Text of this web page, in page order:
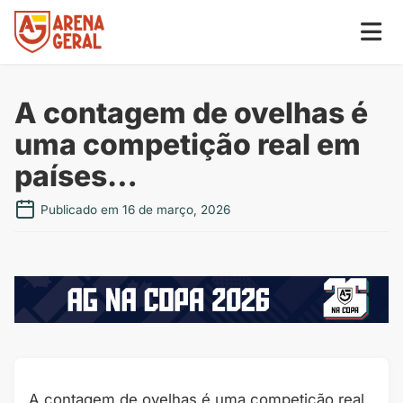
A contagem de ovelhas é
uma competição real em
países…
Publicado em 16 de março, 2026
A contagem de ovelhas é uma competição real